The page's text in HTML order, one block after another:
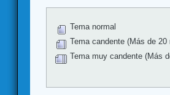
Tema normal
Tema candente (Más de 20
Tema muy candente (Más